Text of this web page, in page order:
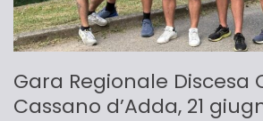
Gara Regionale
Cassano d’Adda, 21